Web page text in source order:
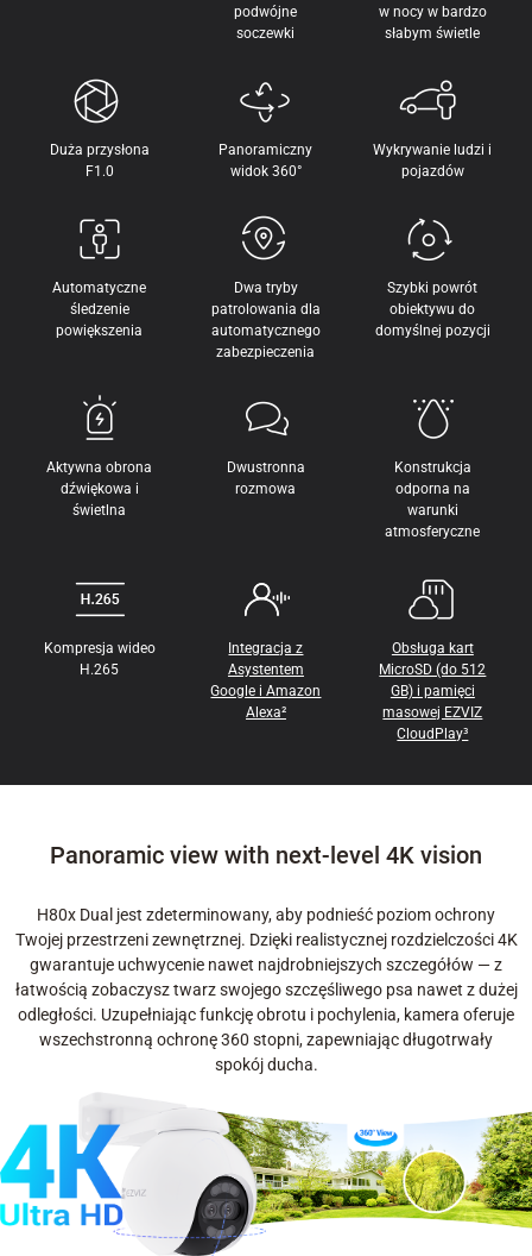
podwójne
soczewki
w nocy w bardzo
słabym świetle
Duża przysłona
F1.0
Panoramiczny
widok 360°
Wykrywanie ludzi i
pojazdów
Automatyczne
śledzenie
powiększenia
Dwa tryby
patrolowania dla
automatycznego
zabezpieczenia
Szybki powrót
obiektywu do
domyślnej pozycji
Aktywna obrona
dźwiękowa i
świetlna
Dwustronna
rozmowa
Konstrukcja
odporna na
warunki
atmosferyczne
Kompresja wideo
H.265
Integracja z
Asystentem
Google i Amazon
Alexa²
Obsługa kart
MicroSD (do 512
GB) i pamięci
masowej EZVIZ
CloudPlay³
Panoramic view with next-level 4K vision
H80x Dual jest zdeterminowany, aby podnieść poziom ochrony
Twojej przestrzeni zewnętrznej. Dzięki realistycznej rozdzielczości 4K
gwarantuje uchwycenie nawet najdrobniejszych szczegółów — z
łatwością zobaczysz twarz swojego szczęśliwego psa nawet z dużej
odległości. Uzupełniając funkcję obrotu i pochylenia, kamera oferuje
wszechstronną ochronę 360 stopni, zapewniając długotrwały
spokój ducha.